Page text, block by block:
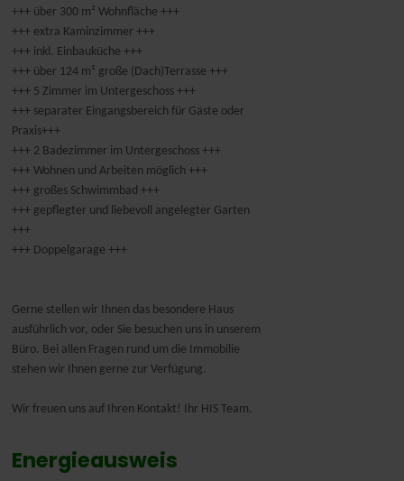
+++ über 300 m² Wohnfläche +++
+++ extra Kaminzimmer +++
+++ inkl. Einbauküche +++
+++ über 124 m² große (Dach)Terrasse +++
+++ 5 Zimmer im Untergeschoss +++
+++ separater Eingangsbereich für Gäste oder
Praxis+++
+++ 2 Badezimmer im Untergeschoss +++
+++ Wohnen und Arbeiten möglich +++
+++ großes Schwimmbad +++
+++ gepflegter und liebevoll angelegter Garten
+++
+++ Doppelgarage +++
Gerne stellen wir Ihnen das besondere Haus
ausführlich vor, oder Sie besuchen uns in unserem
Büro. Bei allen Fragen rund um die Immobilie
stehen wir Ihnen gerne zur Verfügung.
Wir freuen uns auf Ihren Kontakt! Ihr HIS Team.
Energieausweis